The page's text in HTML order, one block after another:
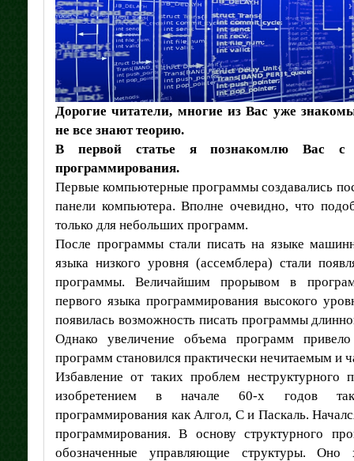
Дорогие читатели, многие из Вас уже
не все знают теорию.
В первой статье я познакомлю Вас с
программирования.
Первые компьютерные программы создавались
панели компьютера. Вполне очевидно, что
только для небольших программ.
После программы стали писать на языке
языка низкого уровня (ассемблера) стали
программы. Величайшим прорывом в
первого языка программирования высокого
появилась возможность писать программы
Однако увеличение объема программ
программ становился практически нечитаемым и
Избавление от таких проблем неструктурного
изобретением в начале 60-х годов
программирования как Алгол, С и Паскаль.
программирования. В основу структурного
обозначенные управляющие структуры. Оно